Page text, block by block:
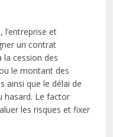
l’entreprise et
un contrat
cession des
le montant des
ainsi que le délai de
hasard. Le factor
les risques et fixer